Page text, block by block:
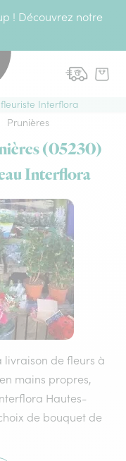
! Découvrez notre
Interflora
Prunières
(05230)
Interflora
livraison de fleurs à
mains propres,
Hautes-
de bouquet de